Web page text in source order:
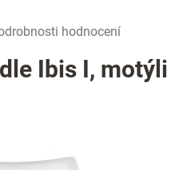
hodnocení
Ibis I, motýli